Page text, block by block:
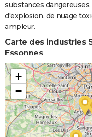
substances
d'explosion, de nuage
ampleur.
Carte des industries
Essonnes
+
−